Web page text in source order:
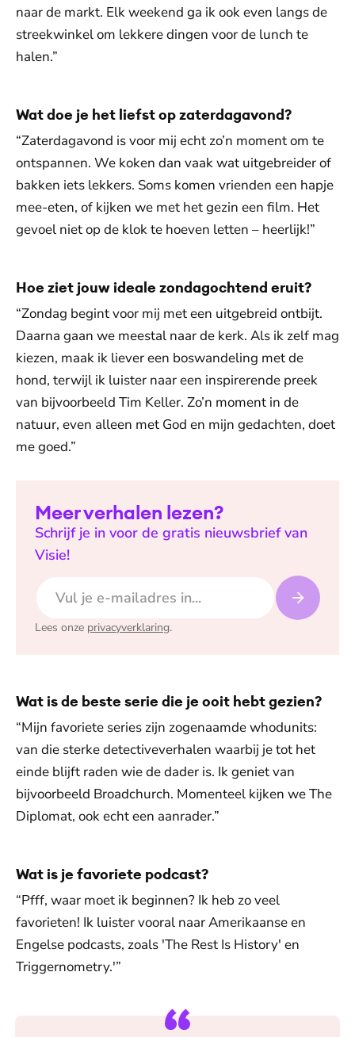
naar de markt. Elk weekend ga ik ook even langs de
streekwinkel om lekkere dingen voor de lunch te
halen.”
Wat doe je het liefst op zaterdagavond?
“Zaterdagavond is voor mij echt zo’n moment om te
ontspannen. We koken dan vaak wat uitgebreider of
bakken iets lekkers. Soms komen vrienden een hapje
mee-eten, of kijken we met het gezin een film. Het
gevoel niet op de klok te hoeven letten – heerlijk!”
Hoe ziet jouw ideale zondagochtend eruit?
“Zondag begint voor mij met een uitgebreid ontbijt.
Daarna gaan we meestal naar de kerk. Als ik zelf mag
kiezen, maak ik liever een boswandeling met de
hond, terwijl ik luister naar een inspirerende preek
van bijvoorbeeld Tim Keller. Zo’n moment in de
natuur, even alleen met God en mijn gedachten, doet
me goed.”
Meer verhalen lezen?
Schrijf je in voor de gratis nieuwsbrief van
Visie!
Lees onze privacyverklaring.
Wat is de beste serie die je ooit hebt gezien?
“Mijn favoriete series zijn zogenaamde whodunits:
van die sterke detectiveverhalen waarbij je tot het
einde blijft raden wie de dader is. Ik geniet van
bijvoorbeeld Broadchurch. Momenteel kijken we The
Diplomat, ook echt een aanrader.”
Wat is je favoriete podcast?
“Pfff, waar moet ik beginnen? Ik heb zo veel
favorieten! Ik luister vooral naar Amerikaanse en
Engelse podcasts, zoals 'The Rest Is History' en
Triggernometry.'”